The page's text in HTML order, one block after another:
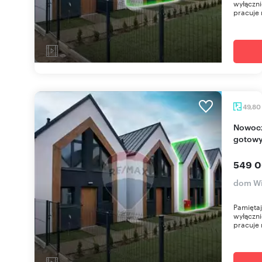
pracuje
49,80
Nowoczesny dom nad Bałtykiem 150m od plaży,
549
dom
pracuje